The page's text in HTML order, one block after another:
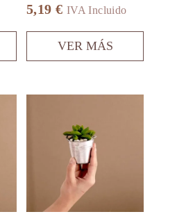
5,19€ IVA Incluido
VER MÁS
producto
múltiples
pueden
elegir